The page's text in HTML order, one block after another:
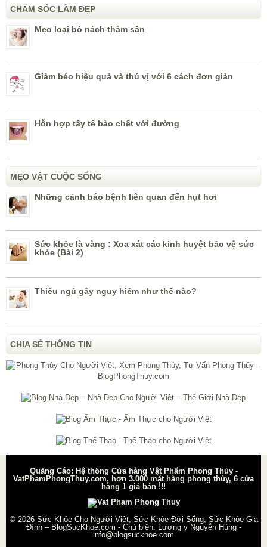
CHĂM SÓC LÀM ĐẸP
Mẹo loại bỏ nách thâm sần
Giảm béo hiệu quả và thú vị với 6 cách đơn giản
Hỗn hợp tẩy tế bào chết với đường
MẸO VẶT CUỘC SỐNG
Những cảnh báo bệnh liên quan đến hụt hơi
Sức khỏe là vàng : Xoa xát các kinh huyệt bảo vệ sức
khỏe (Bài 2)
Thiếu ngủ gây nguy hiểm như thế nào?
CHIA SẺ THÔNG TIN
Quảng Cáo: Hệ thống Cửa hàng Vật Phẩm Phong Thủy -
VatPhamPhongThuy.com, hơn 3.000 mặt hàng phong thủy, 6 cửa
hàng 1 giá bán !!!
© 2026 Sức Khỏe Cho Người Việt, Sức Khỏe Đời Sống, Sức Khỏe Gia
Đình – BlogSucKhoe.com - Chủ biên: Lương y Nguyễn Hùng-
info@blogsuckhoe.com